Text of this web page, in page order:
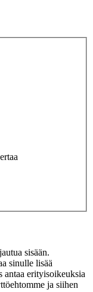
sisään.
sinulle lisää
erityisoikeuksia
ja siihen